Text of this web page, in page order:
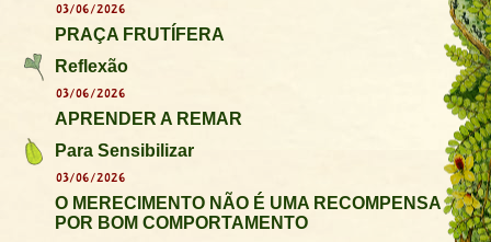
03/06/2026
PRAÇA FRUTÍFERA
Reflexão
03/06/2026
APRENDER A REMAR
Para Sensibilizar
03/06/2026
O MERECIMENTO NÃO É UMA RECOMPENSA
POR BOM COMPORTAMENTO